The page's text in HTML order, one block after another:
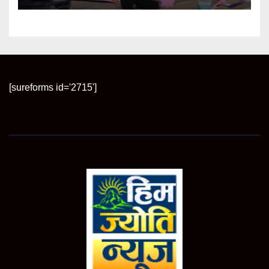
[sureforms id='2715']